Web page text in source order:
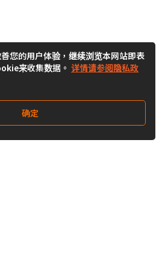
您的用户体验，继续浏览本网站即表
来收集数据。 详情请参阅隐私政
确定